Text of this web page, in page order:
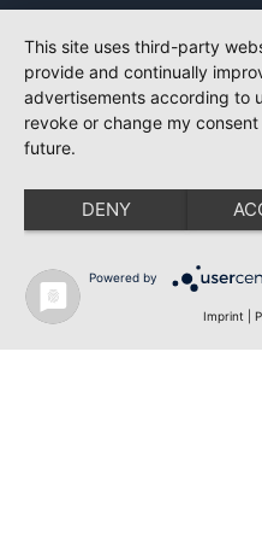
This site uses third-party
provide and continually
advertisements according to
revoke or change my
future.
DENY
Powered by
Imprint